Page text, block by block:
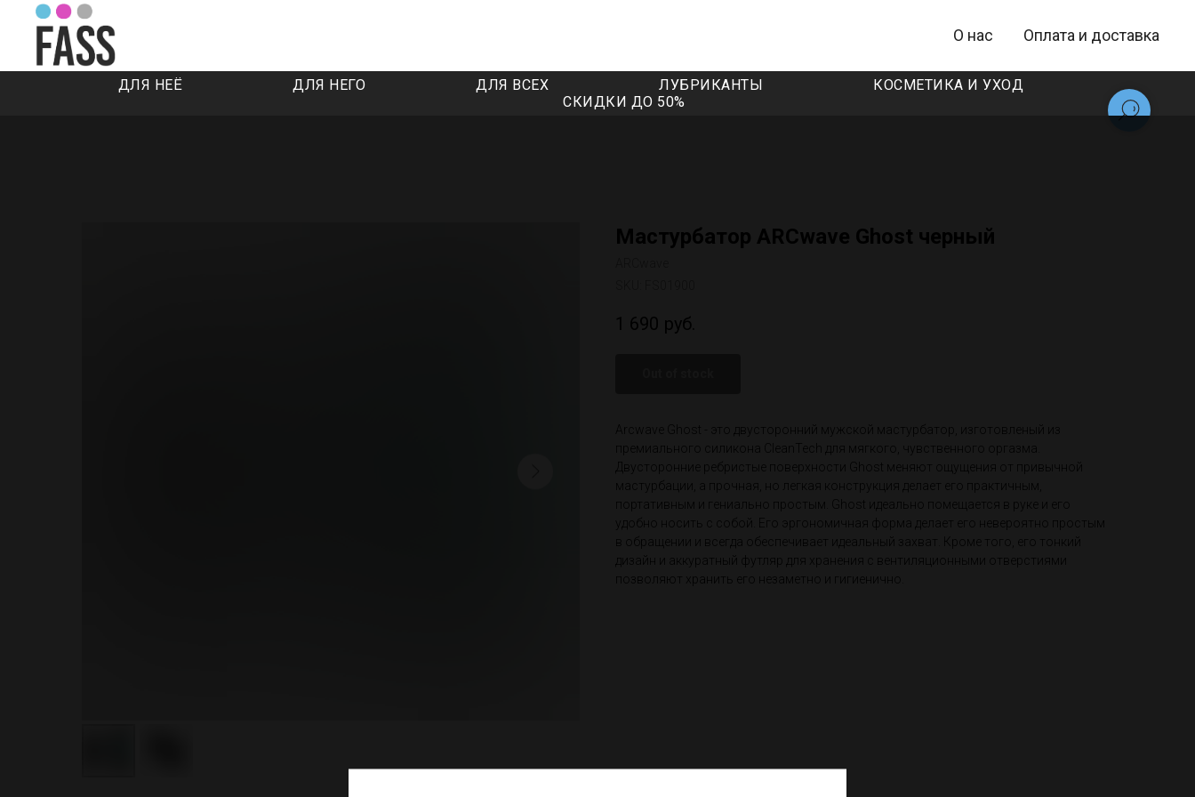
О нас Оплата и доставка
ДЛЯ НЕЁ ДЛЯ НЕГО ДЛЯ ВСЕХ ЛУБРИКАНТЫ
КОСМЕТИКА И УХОД
СКИДКИ ДО 50%
Мастурбатор ARCwave Ghost черный
1 690 руб.
Arcwave Ghost - это двусторонний мужской мастурбатор, изготовленый из
премиального силикона CleanTech для мягкого, чувственного оргазма.
Двусторонние ребристые поверхности Ghost меняют ощущения от привычной
мастурбации, а прочная, но легкая конструкция делает его практичным,
портативным и гениально простым. Ghost идеально помещается в руке и его
удобно носить с собой. Его эргономичная форма делает его невероятно простым
в обращении и всегда обеспечивает идеальный захват. Кроме того, его тонкий
дизайн и аккуратный футляр для хранения с вентиляционными отверстиями
позволяют хранить его незаметно и гигиенично.